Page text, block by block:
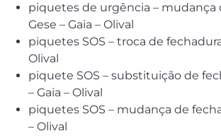
piquetes de urgência – mudança
Gese – Gaia – Olival
piquetes SOS – troca de
Olival
piquete SOS – substituição de
– Gaia – Olival
piquetes SOS – mudança de
– Olival